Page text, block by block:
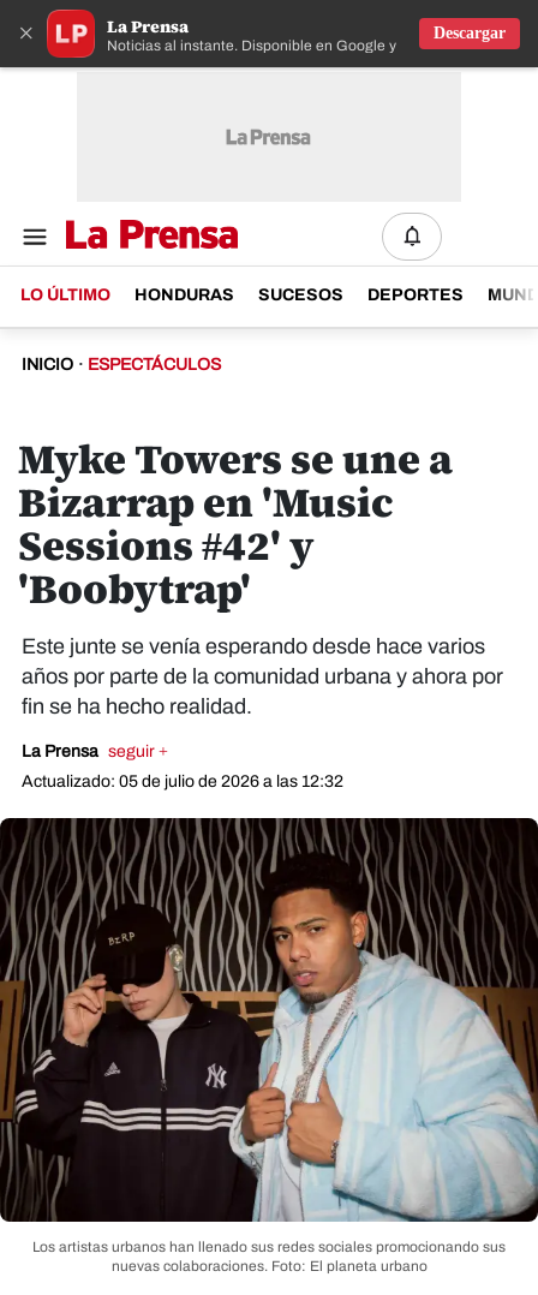
× La Prensa
Noticias al instante. Disponible en Google y IOS
Descargar
LO ÚLTIMO HONDURAS SUCESOS DEPORTES
INICIO · ESPECTÁCULOS
Myke Towers se une a
Bizarrap en 'Music
Sessions #42' y
'Boobytrap'
Este junte se venía esperando desde hace varios
años por parte de la comunidad urbana y ahora por
fin se ha hecho realidad.
La Prensa seguir +
Actualizado: 05 de julio de 2026 a las 12:32
Los artistas urbanos han llenado sus redes sociales promocionando sus
nuevas colaboraciones. Foto: El planeta urbano